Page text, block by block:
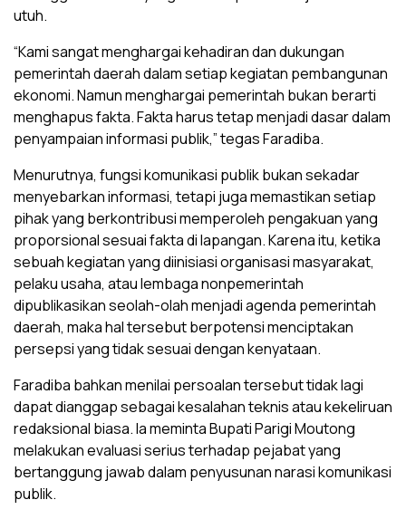
utuh.
“Kami sangat menghargai kehadiran dan dukungan
pemerintah daerah dalam setiap kegiatan pembangunan
ekonomi. Namun menghargai pemerintah bukan berarti
menghapus fakta. Fakta harus tetap menjadi dasar dalam
penyampaian informasi publik,” tegas Faradiba.
Menurutnya, fungsi komunikasi publik bukan sekadar
menyebarkan informasi, tetapi juga memastikan setiap
pihak yang berkontribusi memperoleh pengakuan yang
proporsional sesuai fakta di lapangan. Karena itu, ketika
sebuah kegiatan yang diinisiasi organisasi masyarakat,
pelaku usaha, atau lembaga nonpemerintah
dipublikasikan seolah-olah menjadi agenda pemerintah
daerah, maka hal tersebut berpotensi menciptakan
persepsi yang tidak sesuai dengan kenyataan.
Faradiba bahkan menilai persoalan tersebut tidak lagi
dapat dianggap sebagai kesalahan teknis atau kekeliruan
redaksional biasa. Ia meminta Bupati Parigi Moutong
melakukan evaluasi serius terhadap pejabat yang
bertanggung jawab dalam penyusunan narasi komunikasi
publik.